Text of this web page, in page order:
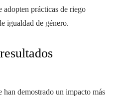
adopten prácticas de riego
igualdad de género.
han demostrado un impacto más